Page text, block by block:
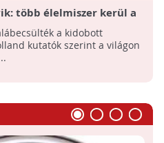
több élelmiszer kerül a
a kidobott
kutatók szerint a világon